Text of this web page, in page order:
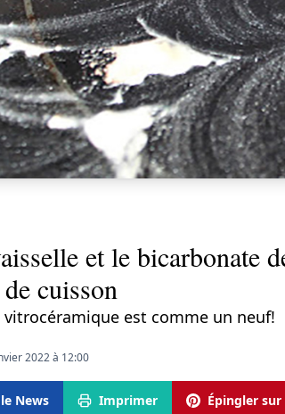
et le bicarbonate
cuisson
est comme un neuf!
2022 à 12:00
News Imprimer Épingler